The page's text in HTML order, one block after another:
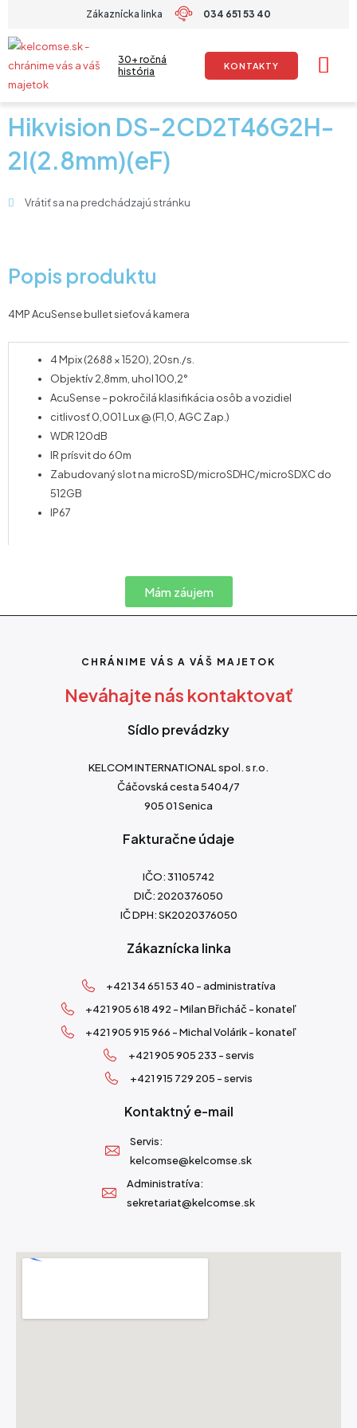
obsah
Zákaznícka linka 034 651 53 40
30+ ročná
história
KONTAKTY
Hikvision DS-2CD2T46G2H-
2I(2.8mm)(eF)
Vrátiť sa na predchádzajú stránku
Popis produktu
4MP AcuSense bullet sieťová kamera
4 Mpix (2688 × 1520), 20sn./s.
Objektív 2,8mm uhol 100,2°
AcuSense – pokročilá klasifikácia osôb a vozidiel
citlivosť 0,001 Lux @ (F1,0, AGC Zap.)
WDR 120dB
IR prísvit do 60m
Zabudovaný slot na microSD/microSDHC/microSDXC do
512GB
IP67
Mám záujem
CHRÁNIME VÁS A VÁŠ MAJETOK
Neváhajte nás kontaktovať
Sídlo prevádzky
KELCOM INTERNATIONAL spol. s r.o.
Čáčovská cesta 5404/7
905 01 Senica
Fakturačne údaje
IČO: 31105742
DIČ: 2020376050
IČ DPH: SK2020376050
Zákaznícka linka
+421 34 651 53 40 - administratíva
+421 905 618 492 - Milan Břicháč - konateľ
+421 905 915 966 - Michal Volárik - konateľ
+421 905 905 233 - servis
+421 915 729 205 - servis
Kontaktný e-mail
Servis:
kelcomse@kelcomse.sk
Administratíva:
sekretariat@kelcomse.sk